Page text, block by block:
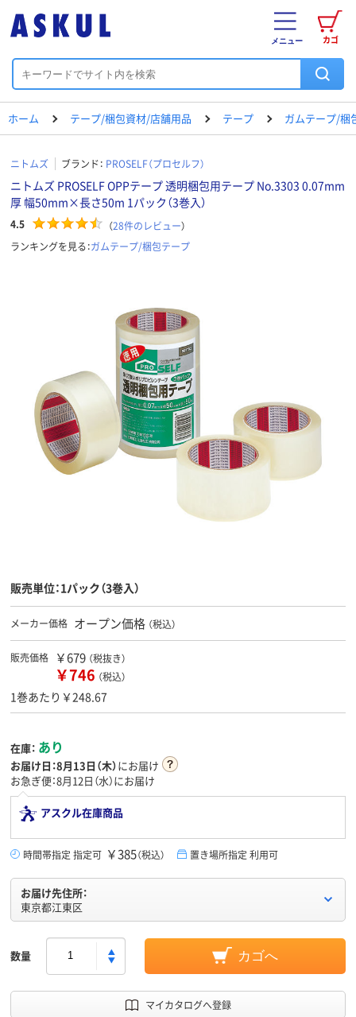
カゴ
メニュー
ホーム テープ/梱包資材/店舗用品 テープ ガムテープ/梱
ニトムズ ブランド： PROSELF（プロセルフ）
ニトムズ PROSELF OPPテープ 透明梱包用テープ No.3303 0.07mm
厚 幅50mm×長さ50m 1パック（3巻入）
4.5 （28件のレビュー）
ランキングを見る：ガムテープ/梱包テープ
販売単位：1パック（3巻入）
メーカー価格 オープン価格 （税込）
販売価格 ￥679 （税抜き）
￥746 （税込）
1巻あたり￥248.67
在庫： あり
お届け日：8月13日（木）にお届け
お急ぎ便：8月12日（水）にお届け
アスクル在庫商品
時間帯指定 指定可 ￥385（税込） 置き場所指定 利用可
お届け先住所：
東京都江東区
数量 カゴへ
マイカタログへ登録